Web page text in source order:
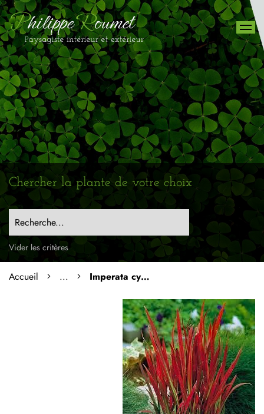
Chercher la plante de votre choix
Recherche...
Vider les critères
Accueil ... Imperata cylindrique